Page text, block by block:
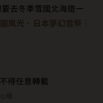
要去冬季雪國北海道一
風光．日本夢幻雪祭｜
得任意轉載
※